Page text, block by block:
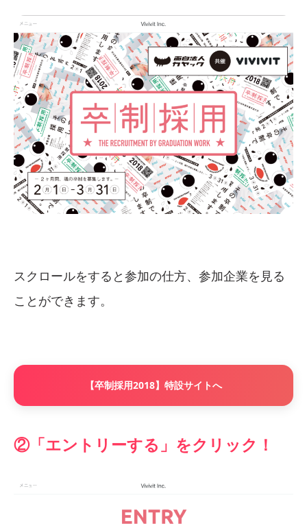
スクロールをすると参加の仕方、参加企業を見る
ことができます。
【卒制採用2018】特設サイトへ
②「エントリーする」をクリック！